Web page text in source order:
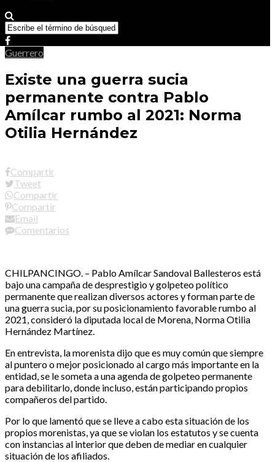
Guerrero
Existe una guerra sucia
permanente contra Pablo
Amílcar rumbo al 2021: Norma
Otilia Hernández
Compartir
Tweet
Compartir
Compartir
Email
Comentarios
CHILPANCINGO. – Pablo Amílcar Sandoval Ballesteros está
bajo una campaña de desprestigio y golpeteo político
permanente que realizan diversos actores y forman parte de
una guerra sucia, por su posicionamiento favorable rumbo al
2021, consideró la diputada local de Morena, Norma Otilia
Hernández Martínez.
En entrevista, la morenista dijo que es muy común que siempre
al puntero o mejor posicionado al cargo más importante en la
entidad, se le someta a una agenda de golpeteo permanente
para debilitarlo, donde incluso, están participando propios
compañeros del partido.
Por lo que lamentó que se lleve a cabo esta situación de los
propios morenistas, ya que se violan los estatutos y se cuenta
con instancias al interior que deben de mediar en cualquier
situación de los afiliados.